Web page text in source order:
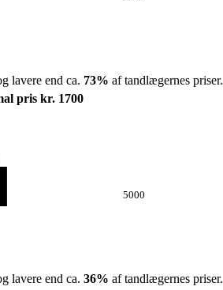
lavere end ca. 73% af tandlægernes priser.
pris kr. 1700
5000
lavere end ca. 36% af tandlægernes priser.